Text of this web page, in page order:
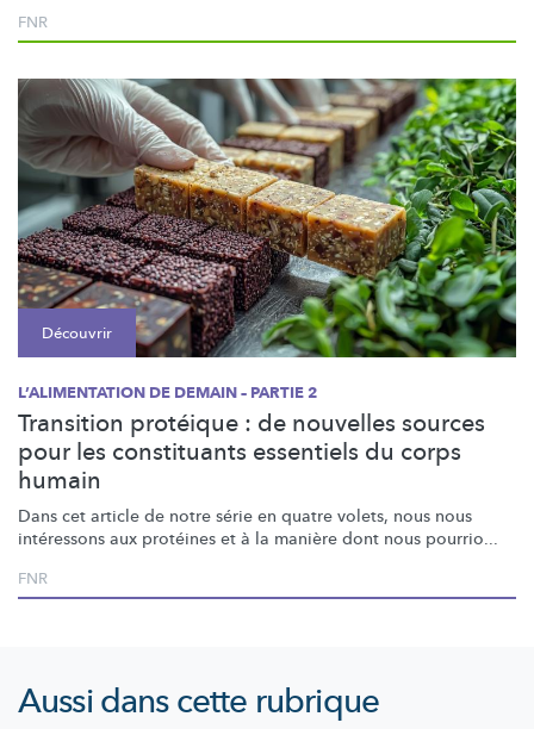
FNR
Découvrir
L’ALIMENTATION DE DEMAIN – PARTIE 2
Transition protéique : de nouvelles sources
pour les constituants essentiels du corps
humain
Dans cet article de notre série en quatre volets, nous nous
intéressons aux protéines et à la manière dont nous pourrio...
FNR
Aussi dans cette rubrique